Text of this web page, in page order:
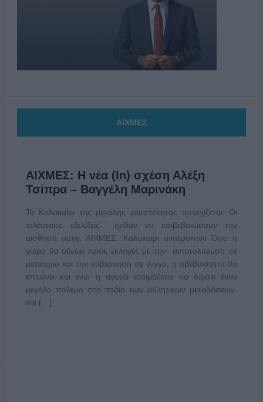
ΑΙΧΜΕΣ
ΑΙΧΜΕΣ: Η νέα (In) σχέση Αλέξη
Τσίπρα – Βαγγέλη Μαρινάκη
Το Καλοκαίρι της μεγάλης ρευστότητας συνεχίζεται. Οι
τελευταίες εξελίξεις ήρθαν να επιβεβαιώσουν την
αίσθηση αυτή. ΑΙΧΜΕΣ: Καλοκαίρι ανατροπών Όσο η
χώρα θα οδεύει προς εκλογές με την αντιπολίτευση σε
μεταίχμιο και την κυβέρνηση σε ίλιγγο, η αβεβαιότητα θα
επιμένει και ενώ η αγορά ετοιμάζεται να δώσει έναν
μεγάλο πόλεμο στο πεδίο των αθλητικών μεταδόσεων
και […]